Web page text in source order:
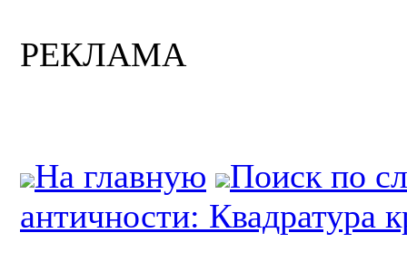
РЕКЛАМА
На главную
Поиск по
античности: Квадратура